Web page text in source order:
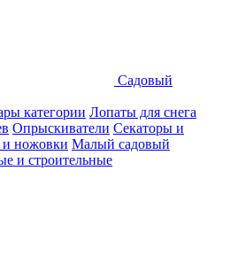
Садовый
категории Лопаты для снега
Опрыскиватели Секаторы и
ножовки Малый садовый
и строительные